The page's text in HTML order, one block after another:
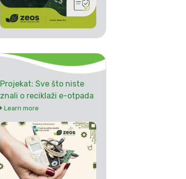
Projekat: Sve što niste
znali o reciklaži e-otpada
Learn more